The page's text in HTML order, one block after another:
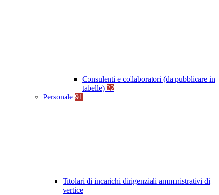
Consulenti e collaboratori (da pubblicare in
tabelle) 22
Personale 91
Titolari di incarichi dirigenziali amministrativi di
vertice